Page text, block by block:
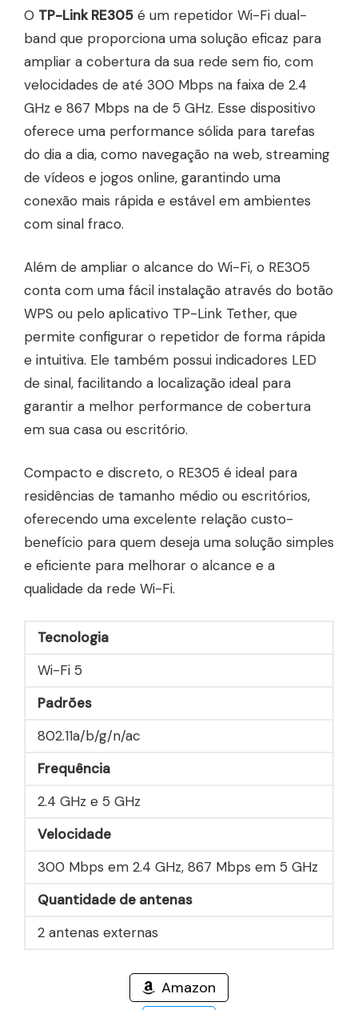
O TP-Link RE305 é um repetidor Wi-Fi dual-
band que proporciona uma solução eficaz para
ampliar a cobertura da sua rede sem fio, com
velocidades de até 300 Mbps na faixa de 2.4
GHz e 867 Mbps na de 5 GHz. Esse dispositivo
oferece uma performance sólida para tarefas
do dia a dia, como navegação na web, streaming
de vídeos e jogos online, garantindo uma
conexão mais rápida e estável em ambientes
com sinal fraco.
Além de ampliar o alcance do Wi-Fi, o RE305
conta com uma fácil instalação através do botão
WPS ou pelo aplicativo TP-Link Tether, que
permite configurar o repetidor de forma rápida
e intuitiva. Ele também possui indicadores LED
de sinal, facilitando a localização ideal para
garantir a melhor performance de cobertura
em sua casa ou escritório.
Compacto e discreto, o RE305 é ideal para
residências de tamanho médio ou escritórios,
oferecendo uma excelente relação custo-
benefício para quem deseja uma solução simples
e eficiente para melhorar o alcance e a
qualidade da rede Wi-Fi.
Tecnologia
Wi-Fi 5
Padrões
802.11a/b/g/n/ac
Frequência
2.4 GHz e 5 GHz
Velocidade
300 Mbps em 2.4 GHz, 867 Mbps em 5 GHz
Quantidade de antenas
2 antenas externas
Amazon